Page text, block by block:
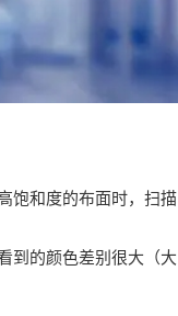
饱和度的布面时，扫描
到的颜色差别很大（大